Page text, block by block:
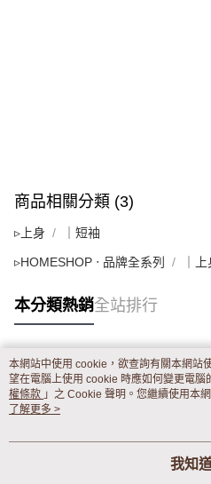
商品相關分類 (3)
▹上身 ｜短袖
▹HOMESHOP ‧ 品牌全系列 ｜
本分類熱銷全站排行
熱門標籤
本網站中使用 cookie，欲查詢有關本網站
望在電腦上使用 cookie 時應如何變更電腦
權條款 」之 Cookie 聲明。您繼續使用本
用條款之 Cookie 聲明使用 cookie。
了解更多 >
我知